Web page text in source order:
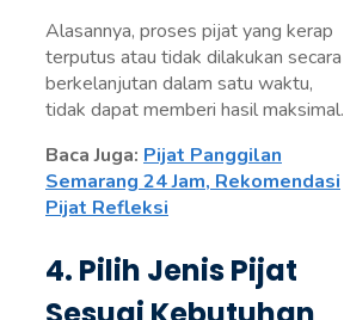
Alasannya, proses pijat yang kerap
terputus atau tidak dilakukan secara
berkelanjutan dalam satu waktu,
tidak dapat memberi hasil maksimal.
Baca Juga: Pijat Panggilan
Semarang 24 Jam, Rekomendasi
Pijat Refleksi
4. Pilih Jenis Pijat